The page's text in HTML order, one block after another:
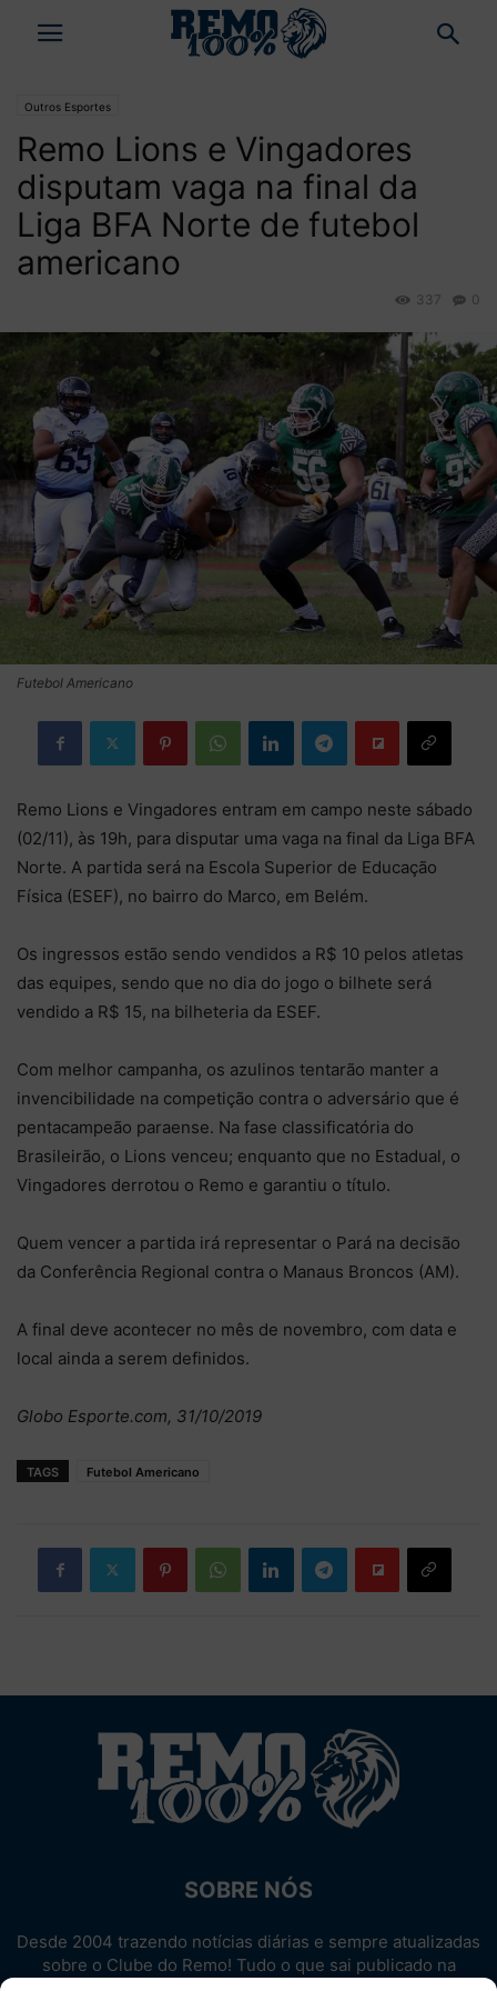
Outros Esportes
Remo Lions e Vingadores
disputam vaga na final da
Liga BFA Norte de futebol
americano
0
337
Futebol Americano
Remo Lions e Vingadores entram em campo neste sábado
(02/11), às 19h, para disputar uma vaga na final da Liga BFA
Norte. A partida será na Escola Superior de Educação
Física (ESEF), no bairro do Marco, em Belém.
Os ingressos estão sendo vendidos a R$ 10 pelos atletas
das equipes, sendo que no dia do jogo o bilhete será
vendido a R$ 15, na bilheteria da ESEF.
Com melhor campanha, os azulinos tentarão manter a
invencibilidade na competição contra o adversário que é
pentacampeão paraense. Na fase classificatória do
Brasileirão, o Lions venceu; enquanto que no Estadual, o
Vingadores derrotou o Remo e garantiu o título.
Quem vencer a partida irá representar o Pará na decisão
da Conferência Regional contra o Manaus Broncos (AM).
A final deve acontecer no mês de novembro, com data e
local ainda a serem definidos.
Globo Esporte.com, 31/10/2019
TAGS Futebol Americano
SOBRE NÓS
Desde 2004 trazendo notícias diárias e sempre atualizadas
sobre o Clube do Remo! Tudo o que sai publicado na